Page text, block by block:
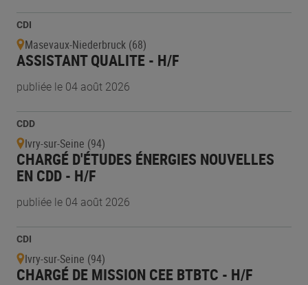
CDI
Masevaux-Niederbruck (68)
ASSISTANT QUALITE - H/F
publiée le 04 août 2026
CDD
Ivry-sur-Seine (94)
CHARGÉ D'ÉTUDES ÉNERGIES NOUVELLES
EN CDD - H/F
publiée le 04 août 2026
CDI
Ivry-sur-Seine (94)
CHARGÉ DE MISSION CEE BTBTC - H/F